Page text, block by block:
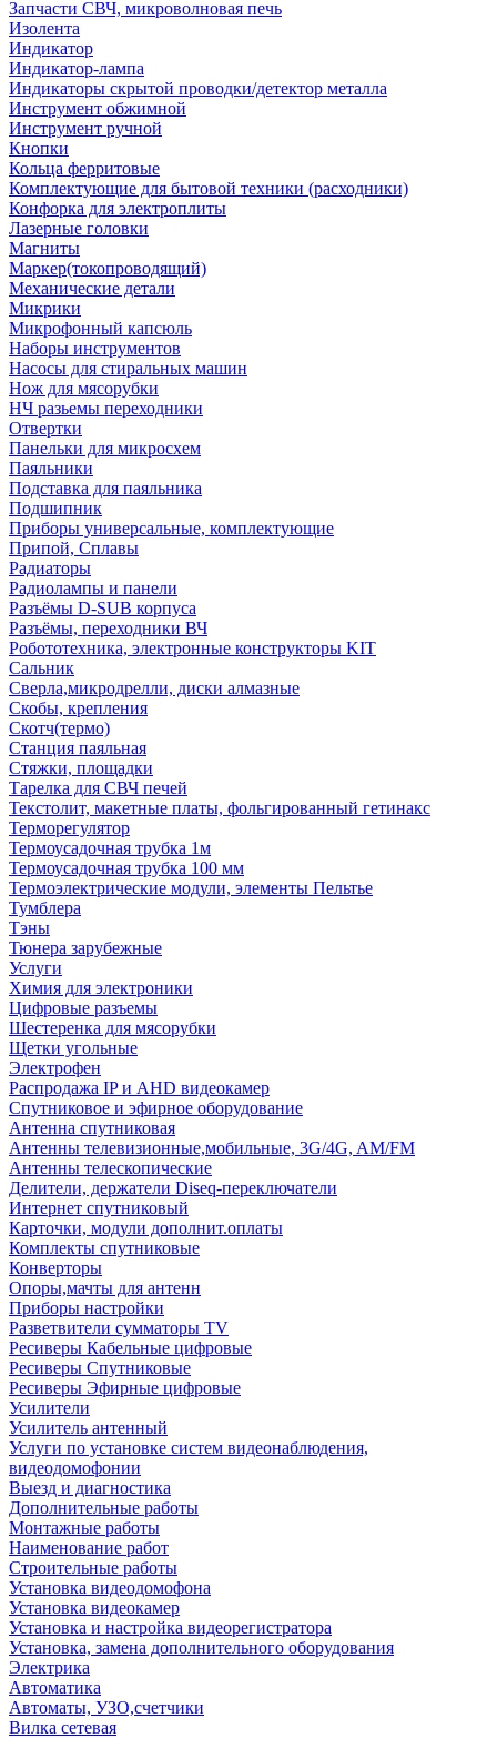
Запчасти СВЧ, микроволновая печь
Изолента
Индикатор
Индикатор-лампа
Индикаторы скрытой проводки/детектор металла
Инструмент обжимной
Инструмент ручной
Кнопки
Кольца ферритовые
Комплектующие для бытовой техники (расходники)
Конфорка для электроплиты
Лазерные головки
Магниты
Маркер(токопроводящий)
Механические детали
Микрики
Микрофонный капсюль
Наборы инструментов
Насосы для стиральных машин
Нож для мясорубки
НЧ разьемы переходники
Отвертки
Панельки для микросхем
Паяльники
Подставка для паяльника
Подшипник
Приборы универсальные, комплектующие
Припой, Сплавы
Радиаторы
Радиолампы и панели
Разъёмы D-SUB корпуса
Разъёмы, переходники ВЧ
Робототехника, электронные конструкторы KIT
Сальник
Сверла,микродрелли, диски алмазные
Скобы, крепления
Скотч(термо)
Станция паяльная
Стяжки, площадки
Тарелка для СВЧ печей
Текстолит, макетные платы, фольгированный гетинакс
Терморегулятор
Термоусадочная трубка 1м
Термоусадочная трубка 100 мм
Термоэлектрические модули, элементы Пельтье
Тумблера
Тэны
Тюнера зарубежные
Услуги
Химия для электроники
Цифровые разъемы
Шестеренка для мясорубки
Щетки угольные
Электрофен
Распродажа IP и AHD видеокамер
Спутниковое и эфирное оборудование
Антенна спутниковая
Антенны телевизионные,мобильные, 3G/4G, AM/FM
Антенны телескопические
Делители, держатели Diseq-переключатели
Интернет спутниковый
Карточки, модули дополнит.оплаты
Комплекты спутниковые
Конверторы
Опоры,мачты для антенн
Приборы настройки
Разветвители сумматоры TV
Ресиверы Кабельные цифровые
Ресиверы Спутниковые
Ресиверы Эфирные цифровые
Усилители
Усилитель антенный
Услуги по установке систем видеонаблюдения,
видеодомофонии
Выезд и диагностика
Дополнительные работы
Монтажные работы
Наименование работ
Строительные работы
Установка видеодомофона
Установка видеокамер
Установка и настройка видеорегистратора
Установка, замена дополнительного оборудования
Электрика
Автоматика
Автоматы, УЗО,счетчики
Вилка сетевая